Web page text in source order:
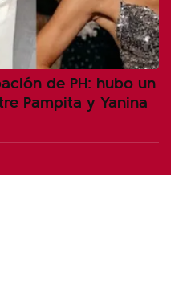
de PH: hubo un
Pampita y Yanina